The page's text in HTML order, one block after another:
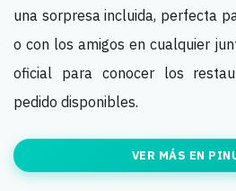
una sorpresa incluida, perfecta
o con los amigos en cualquier
oficial para conocer los
pedido disponibles.
VER MÁS EN